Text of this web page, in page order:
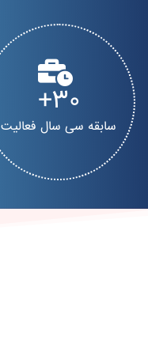
30
سابقه سی سال فعالیت